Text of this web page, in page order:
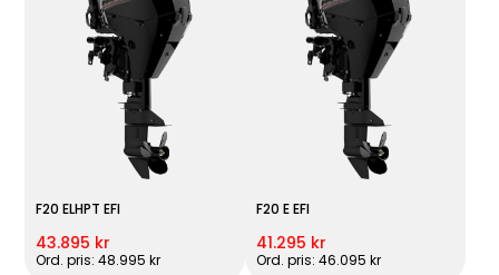
F20 ELHPT EFI
43.895 kr
Ord. pris: 48.995 kr
F20 E EFI
41.295 kr
Ord. pris: 46.095 kr